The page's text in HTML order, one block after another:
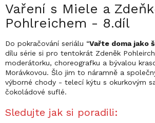
Vaření s Miele a
Pohlreichem - 8.díl
Do pokračování seriálu “Vařte doma jako
dílu série si pro tentokrát Zdeněk
moderátorku, choreografku a bývalou
Morávkovou. Šlo jim to náramně a
výborné chody - telecí kýtu s okurkovým
čokoládové suflé.
Sledujte jak si poradili: